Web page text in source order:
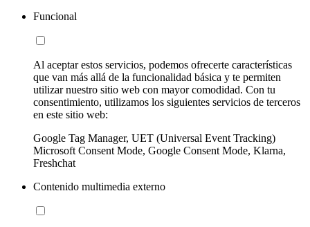
Funcional
Al aceptar estos servicios, podemos ofrecerte características
que van más allá de la funcionalidad básica y te permiten
utilizar nuestro sitio web con mayor comodidad. Con tu
consentimiento, utilizamos los siguientes servicios de terceros
en este sitio web:
Google Tag Manager, UET (Universal Event Tracking)
Microsoft Consent Mode, Google Consent Mode, Klarna,
Freshchat
Contenido multimedia externo